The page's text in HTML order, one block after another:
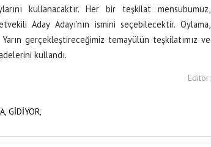
kullanacaktır. Her bir teşkilat mensubumuz,
Aday Adayı’nın ismini seçebilecektir. Oylama,
gerçekleştireceğimiz temayülün teşkilatımız ve
kullandı.
Editör:
GİDİYOR,